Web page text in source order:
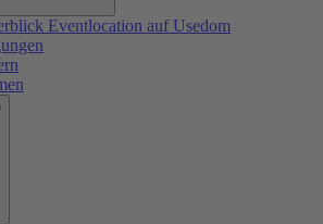
Eventlocation auf Usedom